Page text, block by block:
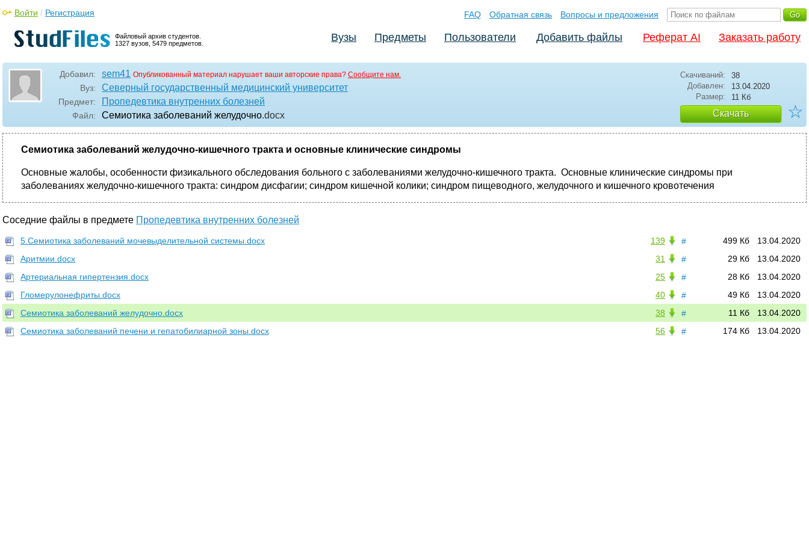
Файловый архив студентов.
1327 вузов, 5479 предметов.
Войти / Регистрация FAQ Обратная связь Вопросы и предложения
Вузы Предметы Пользователи Добавить файлы Реферат AI Заказать работу
Добавил: sem41 Опубликованный материал нарушает ваши авторские права? Сообщите нам.
Вуз: Северный государственный медицинский университет
Предмет: Пропедевтика внутренних болезней
Файл: Семиотика заболеваний желудочно.docx
Скачиваний:
38
Добавлен:
13.04.2020
Размер:
11 Кб
Скачать ☆
Семиотика заболеваний желудочно-кишечного тракта и основные клинические синдромы
Основные жалобы, особенности физикального обследования больного с заболеваниями желудочно-кишечного тракта. Основные клинические синдромы при
заболеваниях желудочно-кишечного тракта: синдром дисфагии; синдром кишечной колики; синдром пищеводного, желудочного и кишечного кровотечения
Соседние файлы в предмете Пропедевтика внутренних болезней
# 13.04.2020
499 Кб
139
5.Семиотика заболеваний мочевыделительной системы.docx
#
13.04.2020
29 Кб
31
Аритмии.docx
#
13.04.2020
28 Кб
25
Артериальная гипертензия.docx
#
13.04.2020
49 Кб
40
Гломерулонефриты.docx
#
13.04.2020
11 Кб
38
Семиотика заболеваний желудочно.docx
#
13.04.2020
174 Кб
56
Семиотика заболеваний печени и гепатобилиарной зоны.docx